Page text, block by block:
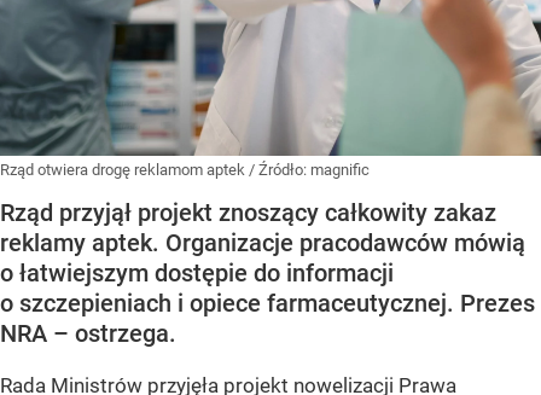
Rząd otwiera drogę reklamom aptek / Źródło: magnific
Rząd przyjął projekt znoszący całkowity zakaz
reklamy aptek. Organizacje pracodawców mówią
o łatwiejszym dostępie do informacji
o szczepieniach i opiece farmaceutycznej. Prezes
NRA – ostrzega.
Rada Ministrów przyjęła projekt nowelizacji Prawa